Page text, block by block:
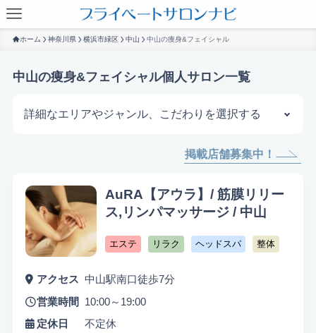
ホーム 神奈川県 横浜市緑区 中山 中山の痩身&フェイシャル
中山の痩身&フェイシャル個人サロン一覧
詳細なエリアやジャンル、こだわりを選択する
掲載店舗募集中！
AuRA【アウラ】/ 筋膜リリー
ス,リンパマッサージ / 中山
エステ リラク ヘッドスパ 整体
アクセス 中山駅南口徒歩7分
営業時間
10:00～19:00
定休日
不定休